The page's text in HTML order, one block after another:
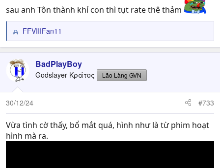
sau anh Tôn thành khỉ con thì tụt rate thê thảm
R
e
c
t
o
n
s
FFVIIIFan11
BadPlayBoy
Godslayer Κράτος Lão Làng GVN
30/12/24 #733
Vừa tình cờ thấy, bổ mắt quá, hình như là từ phim hoạt
hình mà ra.